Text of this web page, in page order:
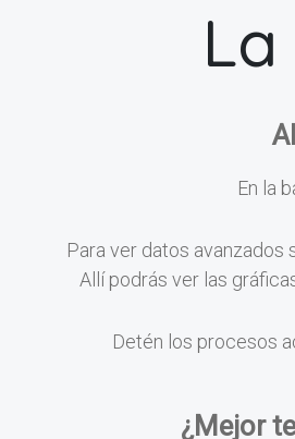
En la
Para ver datos avanzados
Allí podrás ver las
Detén los procesos
¿Mejor